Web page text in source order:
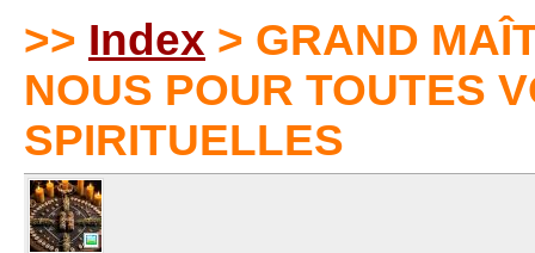
>> Index > GRAND
NOUS POUR TOUTES
SPIRITUELLES